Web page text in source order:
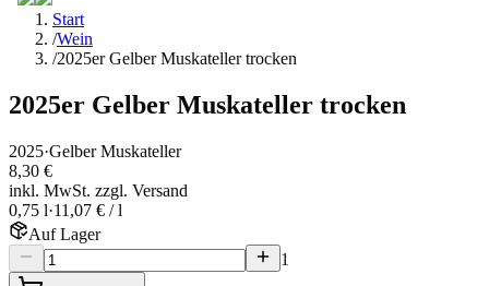
Start
/Wein
/2025er Gelber Muskateller trocken
2025er Gelber Muskateller trocken
2025·Gelber Muskateller
8,30 €
inkl. MwSt. zzgl. Versand
0,75 l·11,07 € / l
Auf Lager
1